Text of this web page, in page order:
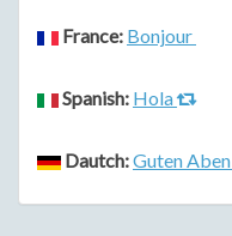
France: Bonjour
Spanish: Hola
Dautch:Guten Aben